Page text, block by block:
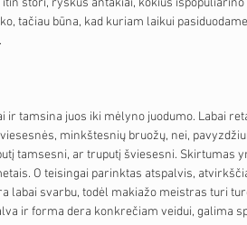
tačiau būna, kad kuriam laikui
ir tamsina juos iki mėlyno juodumo. Labai
minkštesnių bruožų, nei,
tamsesni, ar truputį šviesesni. Skirtumas
O teisingai parinktas atspalvis,
labai svarbu, todėl makiažo meistras turi
ir forma dera konkrečiam veidui, galima